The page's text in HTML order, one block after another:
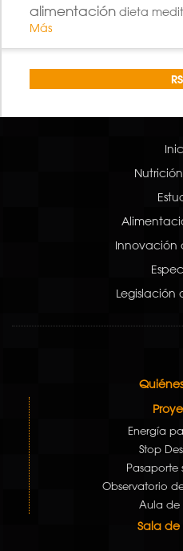
alimentación dieta
Más
Innovación
Legislación
Energía
Stop
Pasaporte
Observatorio
Aula de
Sala de